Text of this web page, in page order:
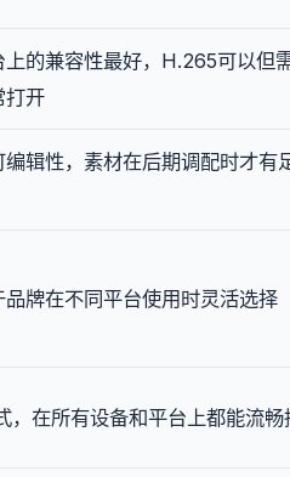
的兼容性最好，H.265可以但
打开
辑性，素材在后期调配时才有
牌在不同平台使用时灵活选择
，在所有设备和平台上都能流畅